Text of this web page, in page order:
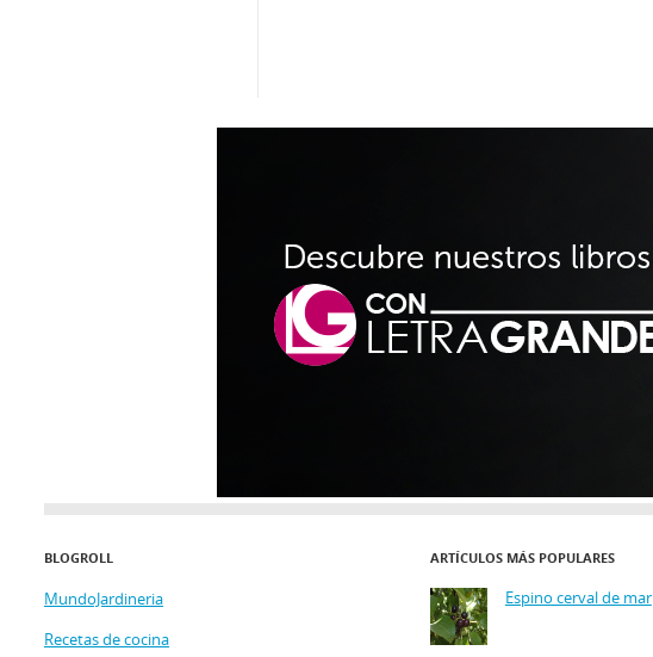
BLOGROLL
MundoJardineria
Recetas de cocina
ARTÍCULOS MÁS POPULARES
Espino cerval de mar